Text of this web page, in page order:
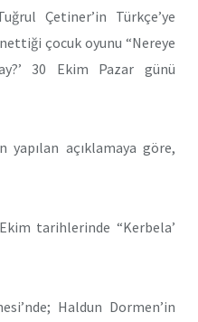
Çetiner’in Türkçe’ye
çocuk oyunu “Nereye
30 Ekim Pazar günü
yapılan açıklamaya göre,
tarihlerinde “Kerbela’
Haldun Dormen’in